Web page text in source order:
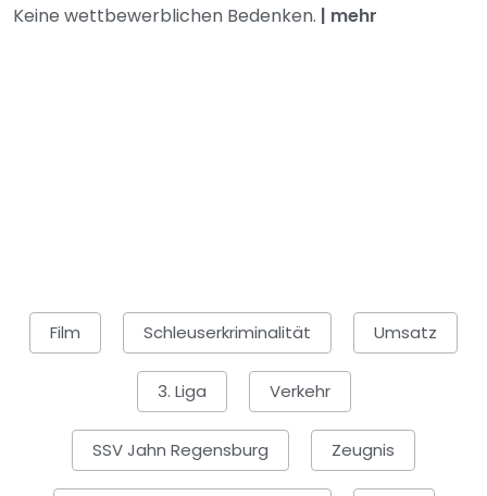
Keine wettbewerblichen Bedenken. | mehr
Film Schleuserkriminalität Umsatz
3. Liga Verkehr
SSV Jahn Regensburg Zeugnis